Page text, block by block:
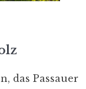
das Passauer